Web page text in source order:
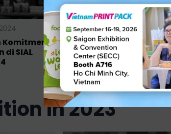
Komitmen
di SIAL
12 November 2024
Foopak Soroti Kemasan
Berkelanjutan di
Paperworld Middle East
2024!
in 2023